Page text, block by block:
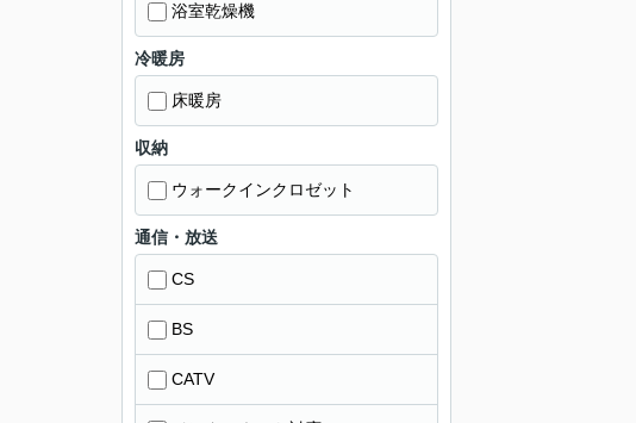
浴室乾燥機
冷暖房
床暖房
収納
ウォークインクロゼット
通信・放送
CS
BS
CATV